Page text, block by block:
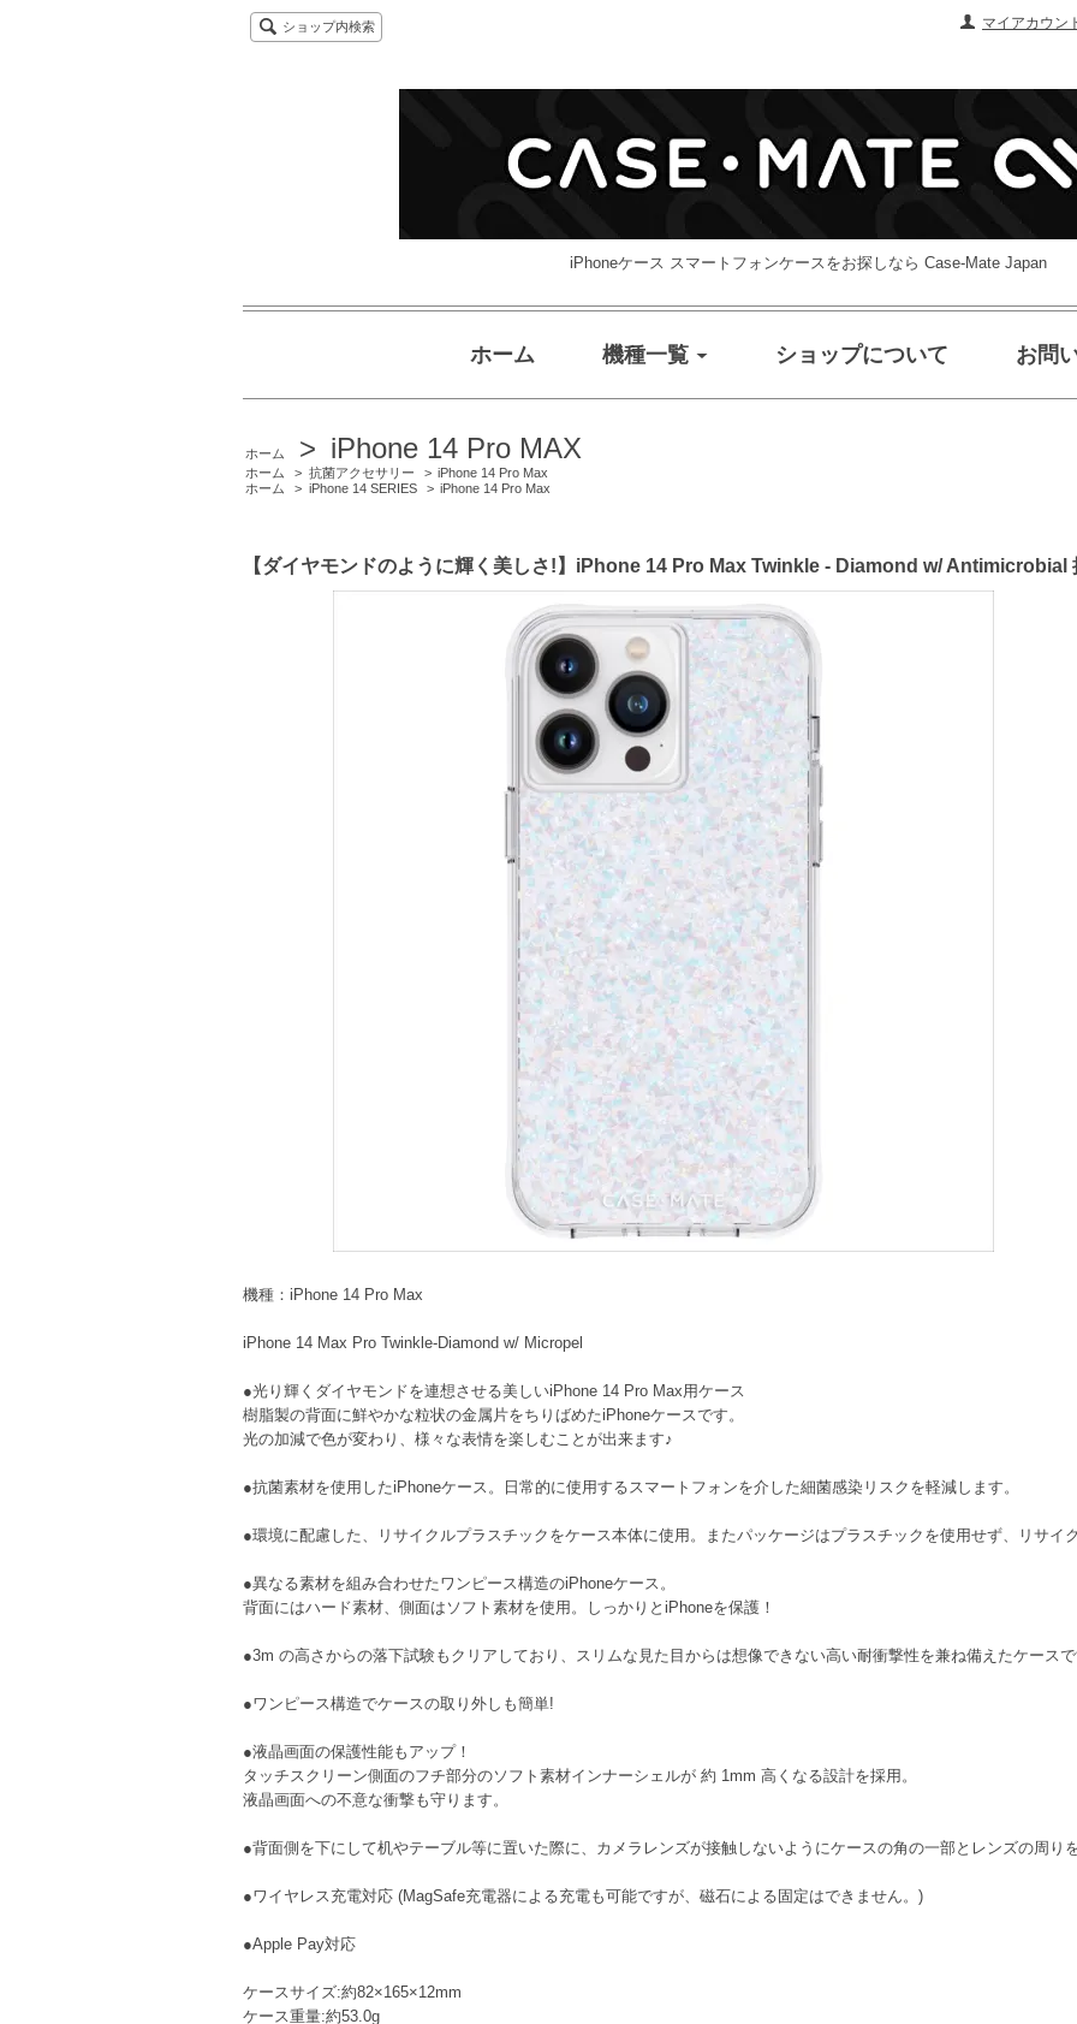
マイアカウン
ショップ内検索
iPhoneケース スマートフォンケースをお探しなら Case-Mate Japan
ホーム 機種一覧 ショップについて お問
ホーム > iPhone 14 Pro MAX
ホーム > 抗菌アクセサリー > iPhone 14 Pro Max
ホーム
> iPhone 14 SERIES > iPhone 14 Pro Max
【ダイヤモンドのように輝く美しさ!】iPhone 14 Pro Max Twinkle - Diamond w/ Antimicrobial
機種：iPhone 14 Pro Max
iPhone 14 Max Pro Twinkle-Diamond w/ Micropel
●光り輝くダイヤモンドを連想させる美しいiPhone 14 Pro Max用ケース
樹脂製の背面に鮮やかな粒状の金属片をちりばめたiPhoneケースです。
光の加減で色が変わり、様々な表情を楽しむことが出来ます♪
●抗菌素材を使用したiPhoneケース。日常的に使用するスマートフォンを介した細菌感染リスクを軽減します。
●環境に配慮した、リサイクルプラスチックをケース本体に使用。またパッケージはプラスチックを使用せず、リサイ
●異なる素材を組み合わせたワンピース構造のiPhoneケース。
背面にはハード素材、側面はソフト素材を使用。しっかりとiPhoneを保護！
●3m の高さからの落下試験もクリアしており、スリムな見た目からは想像できない高い耐衝撃性を兼ね備えたケースで
●ワンピース構造でケースの取り外しも簡単!
●液晶画面の保護性能もアップ！
タッチスクリーン側面のフチ部分のソフト素材インナーシェルが 約 1mm 高くなる設計を採用。
液晶画面への不意な衝撃も守ります。
●背面側を下にして机やテーブル等に置いた際に、カメラレンズが接触しないようにケースの角の一部とレンズの周り
●ワイヤレス充電対応 (MagSafe充電器による充電も可能ですが、磁石による固定はできません。)
●Apple Pay対応
ケースサイズ:約82×165×12mm
ケース重量:約53.0g